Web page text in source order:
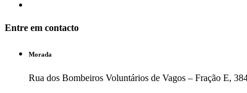
Entre em contacto
Morada
Rua dos Bombeiros Voluntários de Vagos – Fração E,